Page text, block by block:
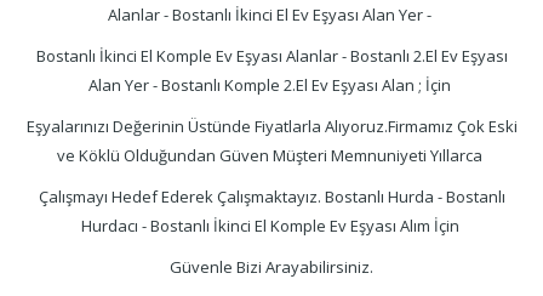
Alanlar - Bostanlı İkinci El Ev Eşyası Alan Yer -
Bostanlı İkinci El Komple Ev Eşyası Alanlar - Bostanlı 2.El Ev Eşyası
Alan Yer - Bostanlı Komple 2.El Ev Eşyası Alan ; İçin
Eşyalarınızı Değerinin Üstünde Fiyatlarla Alıyoruz.Firmamız Çok Eski
ve Köklü Olduğundan Güven Müşteri Memnuniyeti Yıllarca
Çalışmayı Hedef Ederek Çalışmaktayız. Bostanlı Hurda - Bostanlı
Hurdacı - Bostanlı İkinci El Komple Ev Eşyası Alım İçin
Güvenle Bizi Arayabilirsiniz.